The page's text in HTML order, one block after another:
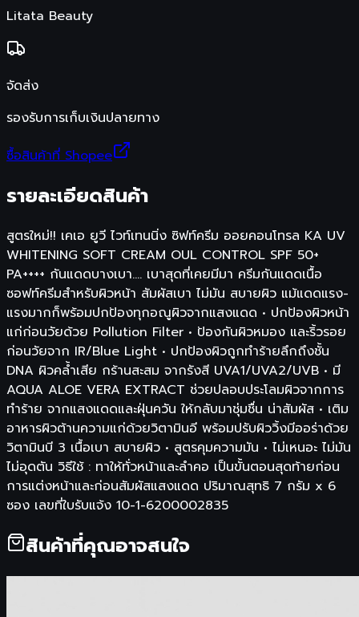
Litata Beauty
จัดส่ง
รองรับการเก็บเงินปลายทาง
ซื้อสินค้าที่ Shopee
รายละเอียดสินค้า
สูตรใหม่!! เคเอ ยูวี ไวท์เทนนิ่ง ซิฟท์ครีม ออยคอนโทรล KA UV
WHITENING SOFT CREAM OUL CONTROL SPF 50+
PA++++ กันแดดบางเบา.... เบาสุดที่เคยมีมา ครีมกันแดดเนื้อ
ซอฟท์ครีมสำหรับผิวหน้า สัมผัสเบา ไม่มัน สบายผิว แม้แดดแรง-
แรงมากก็พร้อมปกป้องทุกอณูผิวจากแสงแดด • ปกป้องผิวหน้า
แก่ก่อนวัยด้วย Pollution Filter • ป้องกันผิวหมอง และริ้วรอย
ก่อนวัยจาก IR/Blue Light • ปกป้องผิวถูกทำร้ายลึกถึงชั้น
DNA ผิวคล้ำเสีย กร้านสะสม จากรังสี UVA1/UVA2/UVB • มี
AQUA ALOE VERA EXTRACT ช่วยปลอบประโลมผิวจากการ
ทำร้าย จากแสงแดดและฝุ่นควัน ให้กลับมาชุ่มชื่น น่าสัมผัส • เติม
อาหารผิวต้านความแก่ด้วยวิตามินอี พร้อมปรับผิววิ้งมีออร่าด้วย
วิตามินบี 3 เนื้อเบา สบายผิว • สูตรคุมความมัน • ไม่เหนอะ ไม่มัน
ไม่อุดตัน วิธีใช้ : ทาให้ทั่วหน้าและลำคอ เป็นขั้นตอนสุดท้ายก่อน
การแต่งหน้าและก่อนสัมผัสแสงแดด ปริมาณสุทธิ 7 กรัม x 6
ซอง เลขที่ใบรับแจ้ง 10-1-6200002835
สินค้าที่คุณอาจสนใจ